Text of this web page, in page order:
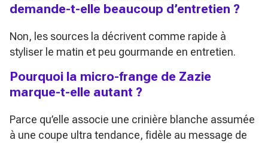
demande-t-elle beaucoup d’entretien ?
Non, les sources la décrivent comme rapide à
styliser le matin et peu gourmande en entretien.
Pourquoi la micro-frange de Zazie
marque-t-elle autant ?
Parce qu’elle associe une crinière blanche assumée
à une coupe ultra tendance, fidèle au message de